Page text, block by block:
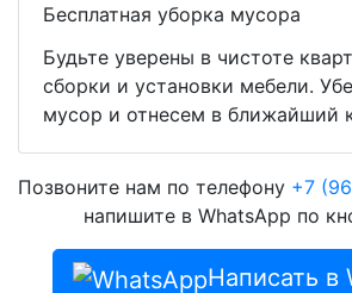
Бесплатная уборка мусора
Будьте уверены в чистоте
сборки и установки мебели.
мусор и отнесем в ближайший
Позвоните нам по телефону +7
напишите в WhatsApp по
Написать в